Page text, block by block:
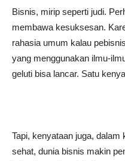
Bisnis, mirip seperti judi.
membawa kesuksesan.
rahasia umum kalau
yang menggunakan ilmu-
geluti bisa lancar. Satu
Tapi, kenyataan juga,
sehat, dunia bisnis makin